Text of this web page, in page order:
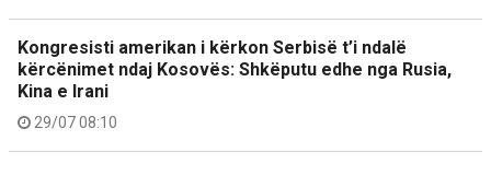
Kongresisti amerikan i kërkon Serbisë t’i ndalë
kërcënimet ndaj Kosovës: Shkëputu edhe nga Rusia,
Kina e Irani
29/07 08:10